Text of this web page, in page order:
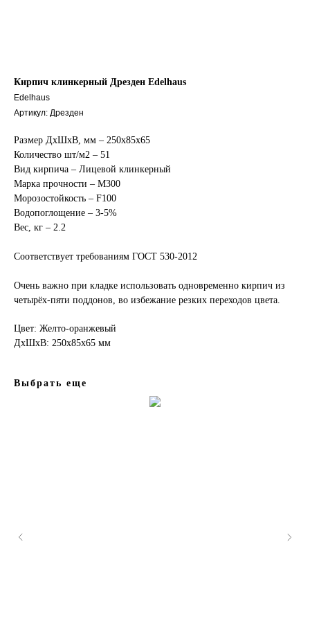
Кирпич клинкерный Дрезден Edelhaus
Edelhaus
Артикул: Дрезден
Размер ДхШхВ, мм – 250х85х65
Количество шт/м2 – 51
Вид кирпича – Лицевой клинкерный
Марка прочности – М300
Морозостойкость – F100
Водопоглощение – 3-5%
Вес, кг – 2.2
Соответствует требованиям ГОСТ 530-2012
Очень важно при кладке использовать одновременно кирпич из
четырёх-пяти поддонов, во избежание резких переходов цвета.
Цвет: Желто-оранжевый
ДxШxВ: 250x85x65 мм
Выбрать еще